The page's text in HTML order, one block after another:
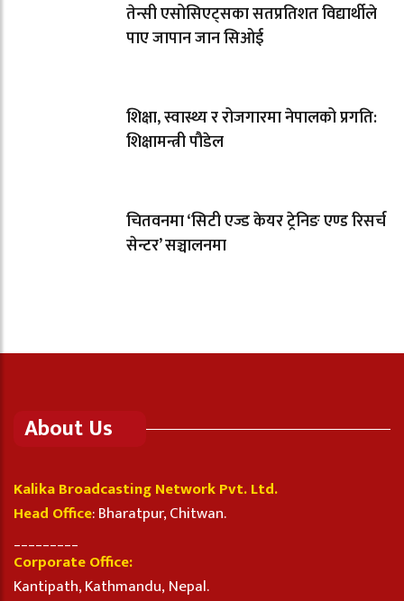
तेन्सी एसोसिएट्सका सतप्रतिशत विद्यार्थीले
पाए जापान जान सिओई
शिक्षा, स्वास्थ्य र रोजगारमा नेपालको प्रगति:
शिक्षामन्त्री पौडेल
चितवनमा ‘सिटी एज्ड केयर ट्रेनिङ एण्ड रिसर्च
सेन्टर’ सञ्चालनमा
About Us
Kalika Broadcasting Network Pvt. Ltd.
Head Office: Bharatpur, Chitwan.
Corporate Office:
Kantipath, Kathmandu, Nepal.